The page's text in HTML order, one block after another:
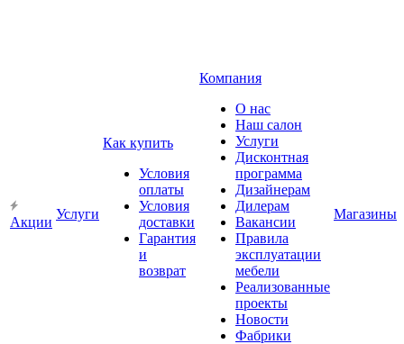
Акции
Услуги
Как купить
Условия
оплаты
Условия
доставки
Гарантия
и
возврат
Компания
О нас
Наш салон
Услуги
Дисконтная
программа
Дизайнерам
Дилерам
Вакансии
Правила
эксплуатации
мебели
Реализованные
проекты
Новости
Фабрики
Магазины